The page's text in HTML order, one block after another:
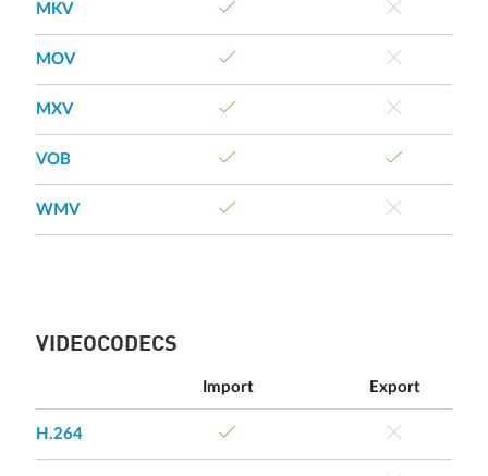
MKV
MOV
MXV
VOB
WMV
VIDEOCODECS
Import Export
H.264